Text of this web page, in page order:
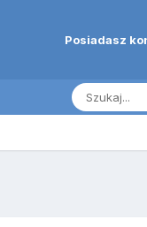
Posiadasz